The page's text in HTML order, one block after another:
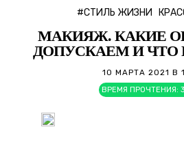
#СТИЛЬ ЖИЗНИ
МАКИЯЖ. КАКИЕ
ДОПУСКАЕМ И ЧТО
10 МАРТА 2021 В
ВРЕМЯ ПРОЧТЕНИЯ: 3